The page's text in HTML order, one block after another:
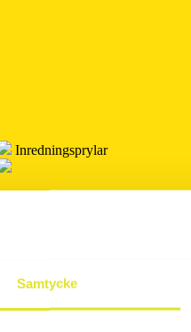
Samtycke
Inredningsprylar
Affischer-Posters
Bartillbehör